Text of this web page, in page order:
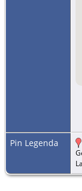
Pin Legenda